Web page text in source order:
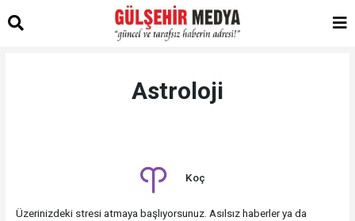
Astroloji
Koç
Üzerinizdeki stresi atmaya başlıyorsunuz. Asılsız haberler ya da